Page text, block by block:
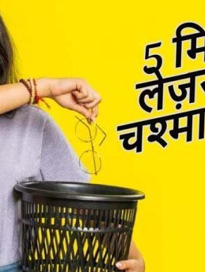
कवर्धा